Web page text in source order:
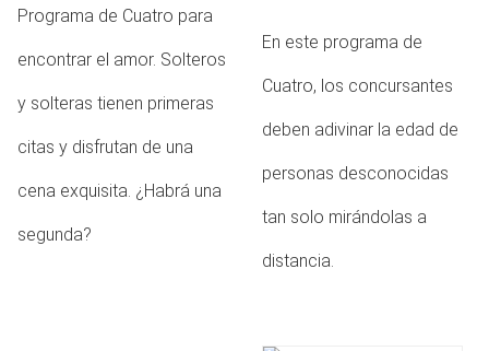
Programa de Cuatro para
encontrar el amor. Solteros
y solteras tienen primeras
citas y disfrutan de una
cena exquisita. ¿Habrá una
segunda?
En este programa de
Cuatro, los concursantes
deben adivinar la edad de
personas desconocidas
tan solo mirándolas a
distancia.